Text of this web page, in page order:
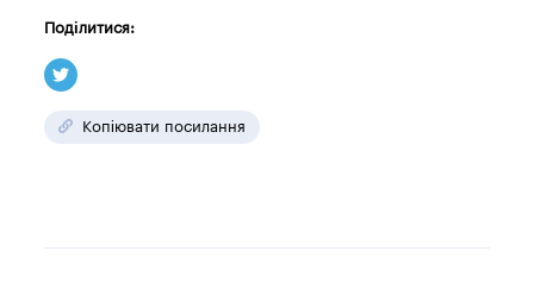
Поділитися:
Копіювати посилання